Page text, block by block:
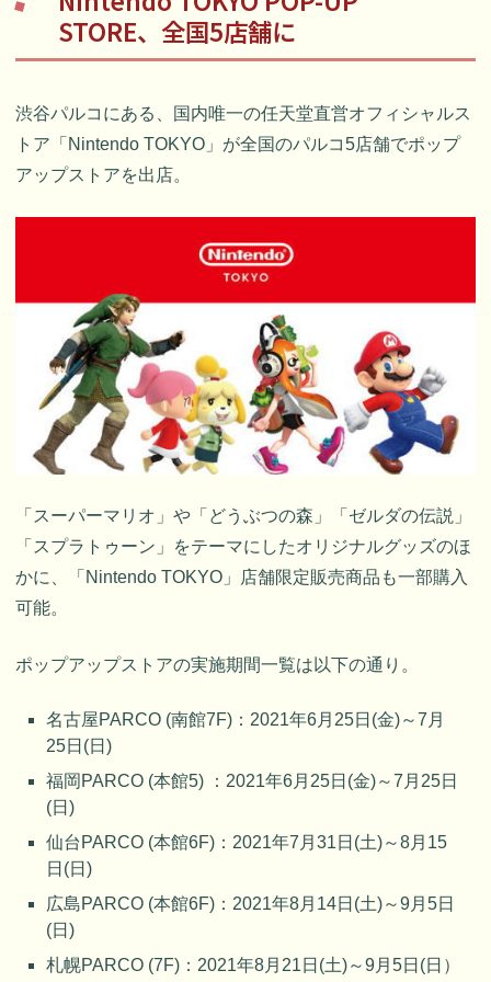
STORE、全国5店舗に
渋谷パルコにある、国内唯一の任天堂直営オフィシャルス
トア「Nintendo TOKYO」が全国のパルコ5店舗でポップ
アップストアを出店。
「スーパーマリオ」や「どうぶつの森」「ゼルダの伝説」
「スプラトゥーン」をテーマにしたオリジナルグッズのほ
かに、「Nintendo TOKYO」店舗限定販売商品も一部購入
可能。
ポップアップストアの実施期間一覧は以下の通り。
名古屋PARCO (南館7F)：2021年6月25日(金)～7月
25日(日)
福岡PARCO (本館5) ：2021年6月25日(金)～7月25日
(日)
仙台PARCO (本館6F)：2021年7月31日(土)～8月15
日(日)
広島PARCO (本館6F)：2021年8月14日(土)～9月5日
(日)
札幌PARCO (7F)：2021年8月21日(土)～9月5日(日）